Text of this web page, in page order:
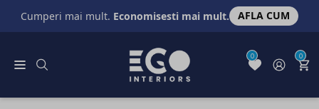
Cumperi mai mult. Economisesti mai mult. AFLA CUM
0 0